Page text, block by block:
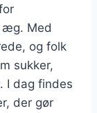
æg. Med
og folk
sukker,
I dag findes
der gør